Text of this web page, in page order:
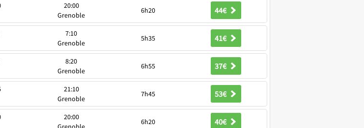
20:00
Grenoble
6h20 44€
7:10
Grenoble
5h35 41€
8:20
Grenoble
6h55 37€
21:10
Grenoble
7h45 53€
20:00
6h20 40€